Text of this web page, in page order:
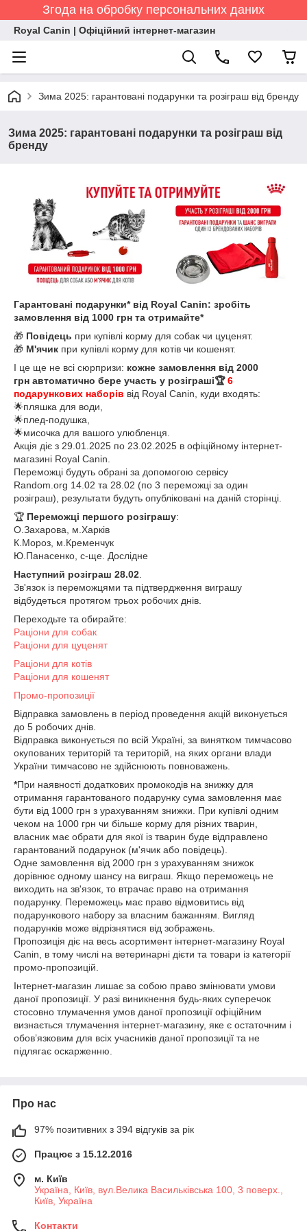
Згода на обробку персональних даних
Royal Canin | Офіційний інтернет-магазин
Зима 2025: гарантовані подарунки та розіграш від бренду
Зима 2025: гарантовані подарунки та розіграш від
бренду
Гарантовані подарунки* від Royal Canin: зробіть
замовлення від 1000 грн та отримайте*
🎁 Повідець при купівлі корму для собак чи цуценят.
🎁 М'ячик при купівлі корму для котів чи кошенят.
І це ще не всі сюрпризи: кожне замовлення від 2000
грн автоматично бере участь у розіграші🏆6
подарункових наборів від Royal Canin, куди входять:
🌟пляшка для води,
🌟плед-подушка,
🌟мисочка для вашого улюбленця.
Акція діє з 29.01.2025 по 23.02.2025 в офіційному інтернет-
магазині Royal Canin.
Переможці будуть обрані за допомогою сервісу
Random.org 14.02 та 28.02 (по 3 переможці за один
розіграш), результати будуть опубліковані на даній сторінці.
🏆 Переможці першого розіграшу:
О.Захарова, м.Харків
К.Мороз, м.Кременчук
Ю.Панасенко, с-ще. Дослідне
Наступний розіграш 28.02
Зв'язок із переможцями та підтвердження виграшу
відбудеться протягом трьох робочих днів.
Переходьте та обирайте:
Раціони для собак
Раціони для цуценят
Раціони для котів
Раціони для кошенят
Промо-пропозиції
Відправка замовлень в період проведення акцій виконується
до 5 робочих днів.
Відправка виконується по всій Україні, за винятком тимчасово
окупованих територій та територій, на яких органи влади
України тимчасово не здійснюють повноважень.
*При наявності додаткових промокодів на знижку для
отримання гарантованого подарунку сума замовлення має
бути від 1000 грн з урахуванням знижки. При купівлі одним
чеком на 1000 грн чи більше корму для різних тварин,
власник має обрати для якої із тварин буде відправлено
гарантований подарунок (м'ячик або повідець).
Одне замовлення від 2000 грн з урахуванням знижок
дорівнює одному шансу на виграш. Якщо переможець не
виходить на зв'язок, то втрачає право на отримання
подарунку. Переможець має право відмовитись від
подарункового набору за власним бажанням. Вигляд
подарунків може відрізнятися від зображень.
Пропозиція діє на весь асортимент інтернет-магазину Royal
Canin, в тому числі на ветеринарні дієти та товари із категорії
промо-пропозицій.
Інтернет-магазин лишає за собою право змінювати умови
даної пропозиції. У разі виникнення будь-яких суперечок
стосовно тлумачення умов даної пропозиції офіційним
визнається тлумачення інтернет-магазину, яке є остаточним і
обов’язковим для всіх учасників даної пропозиції та не
підлягає оскарженню.
Про нас
97% позитивних з 394 відгуків за рік
Працює з 15.12.2016
м. Київ
Україна, Київ, вул.Велика Васильківська 100, 3 поверх.,
Київ, Україна
Контакти